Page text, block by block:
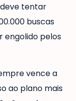
tentar
buscas
engolido pelos
vence a
ao plano mais